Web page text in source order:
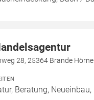
28, 25364 Brande
Beratung,